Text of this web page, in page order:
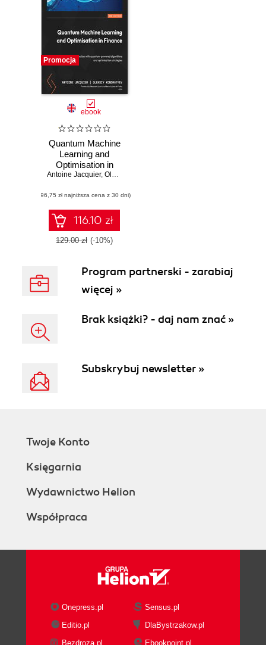
Promocja
ebook
Quantum Machine
Learning and
Optimisation in
Finance. Drive
with quantum-
powered
algorithms and
optimisation
strategies -
Antoine Jacquier, Oleksiy Kondratyev
(96,75 zł najniższa cena z 30 dni)
116.10 zł
129.00 zł (-10%)
Program partnerski - zarabiaj
więcej »
Brak książki? - daj nam znać »
Subskrybuj newsletter »
Twoje Konto
Księgarnia
Wydawnictwo Helion
Współpraca
Onepress.pl
Sensus.pl
Editio.pl
DlaBystrzakow.pl
Bezdroza.pl
Ebookpoint.pl